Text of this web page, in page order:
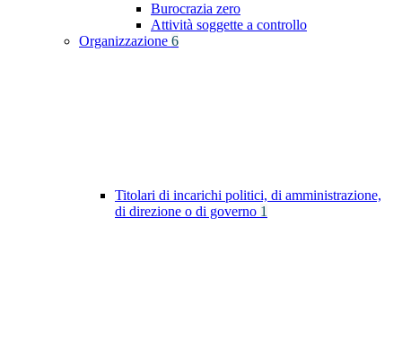
Burocrazia zero
Attività soggette a controllo
Organizzazione 6
Titolari di incarichi politici, di amministrazione,
di direzione o di governo 1